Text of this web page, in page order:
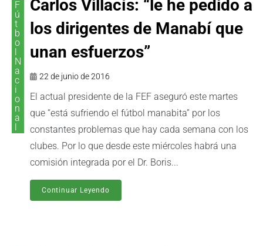
F
ú
t
b
o
N
a
c
i
o
n
a
Carlos Villacís: “le he pedido a
los dirigentes de Manabí que
unan esfuerzos”
22 de junio de 2016
El actual presidente de la FEF aseguró este martes
que “está sufriendo el fútbol manabita” por los
constantes problemas que hay cada semana con los
clubes. Por lo que desde este miércoles habrá una
comisión integrada por el Dr. Boris...
Continuar Leyendo